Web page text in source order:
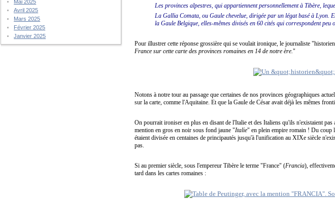
Mai 2025
Avril 2025
Mars 2025
Février 2025
Janvier 2025
Les provinces alpestres, qui appartiennent personnellement à Tibère,
La Gallia Comata, ou Gaule chevelue, dirigée par un légat basé à Lyon.
la Gaule Belgique, elles-mêmes divisés en 60 cités qui correspondent
Pour illustrer cette réponse grossière qui se voulait ironique, le journaliste
France sur cette carte des provinces romaines en 14 de notre ère."
Notons à notre tour au passage que certaines de nos provinces géographiques
sur la carte, comme l'Aquitaine. Et que la Gaule de César avait déjà les mêmes
On pourrait ironiser en plus en disant de l'Italie et des Italiens qu'ils n'existaient
mention en gros en noir sous fond jaune "Italie" en plein empire romain ! Du coup
étaient divisée en centaines de principautés jusqu'à l'unification au XIXe siècle
pas.
Si au premier siècle, sous l'empereur Tibère le terme "France" (Francia),
tard dans les cartes romaines :